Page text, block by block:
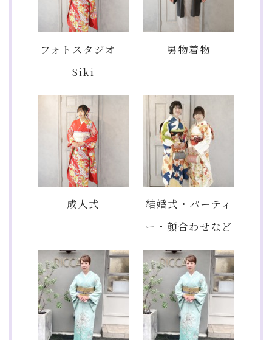
フォトスタジオ
Siki
男物着物
成人式
結婚式・パーティ
ー・顔合わせなど